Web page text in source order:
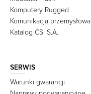
Komputery Rugged
Komunikacja przemysłowa
Katalog CSI S.A.
SERWIS
Warunki gwarancji